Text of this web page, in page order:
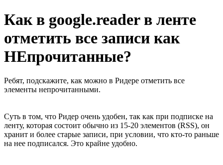
Как в google.reader в ленте
отметить все записи как
НЕпрочитанные?
Ребят, подскажите, как можно в Ридере отметить все
элементы непрочитанными.
Суть в том, что Ридер очень удобен, так как при подписке на
ленту, которая состоит обычно из 15-20 элементов (RSS), он
хранит и более старые записи, при условии, что кто-то раньше
на нее подписался. Это крайне удобно.